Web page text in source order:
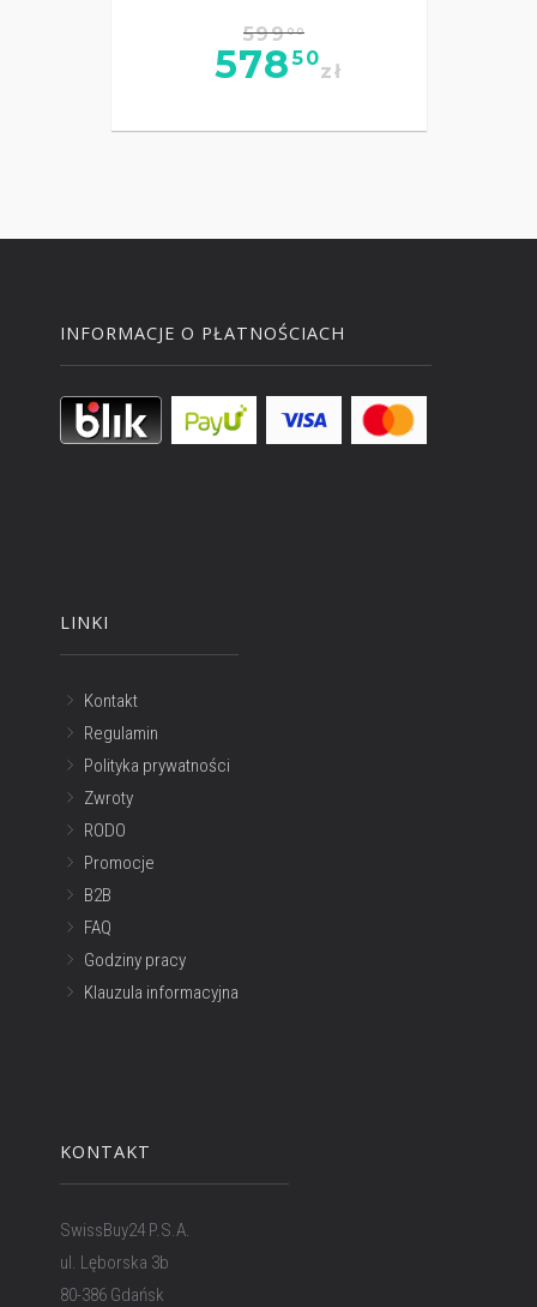
59900
57850
zł
INFORMACJE O PŁATNOŚCIACH
LINKI
Kontakt
Regulamin
Polityka prywatności
Zwroty
RODO
Promocje
B2B
FAQ
Godziny pracy
Klauzula informacyjna
KONTAKT
SwissBuy24 P.S.A.
ul. Lęborska 3b
80-386 Gdańsk